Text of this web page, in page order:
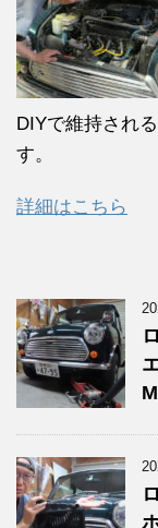
DIYで維持され
す。
詳細はこちら